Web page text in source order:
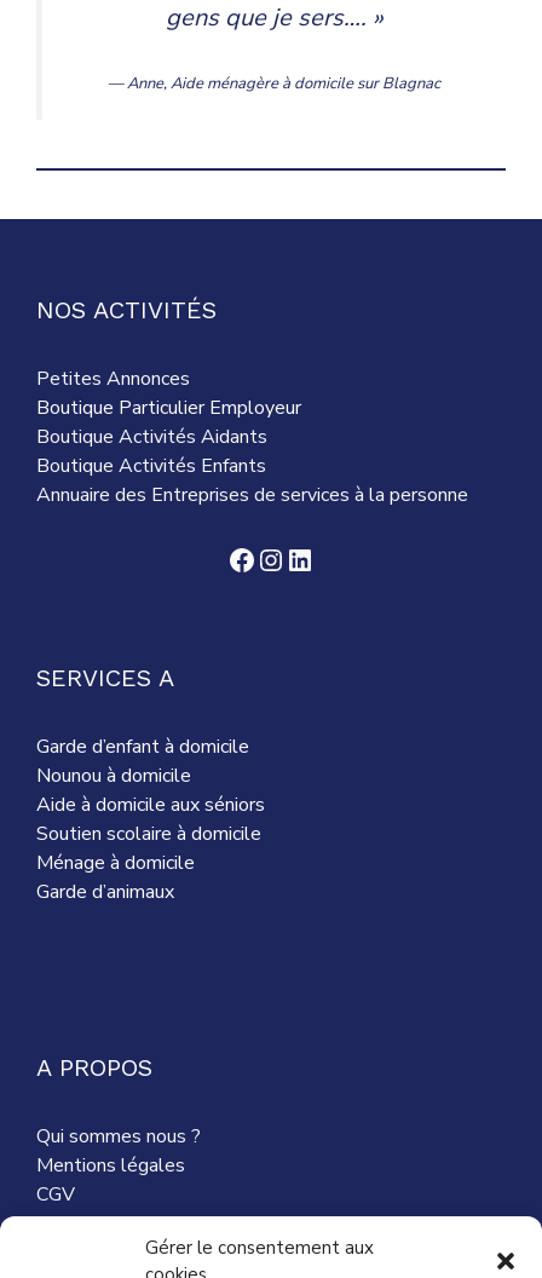
Gérer le consentement aux
gens que je sers…. »
— Anne,Aide ménagère à domicilesur Blagnac
NOS ACTIVITÉS
Petites Annonces
Boutique Particulier Employeur
Boutique Activités Aidants
Boutique Activités Enfants
Annuaire des Entreprises de services à la personne
Facebook
Instagram
LinkedIn
SERVICES A
Garde d’enfant à domicile
Nounou à domicile
Aide à domicile aux séniors
Soutien scolaire à domicile
Ménage à domicile
Garde d’animaux
A PROPOS
Qui sommes nous ?
Mentions légales
CGV
Nous contacter